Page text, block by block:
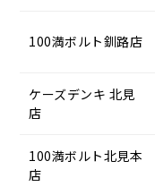
100満ボルト釧路店
ケーズデンキ 北見
店
100満ボルト北見本
店